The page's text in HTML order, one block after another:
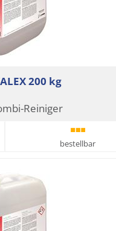
200 kg
Reiniger
bestellbar